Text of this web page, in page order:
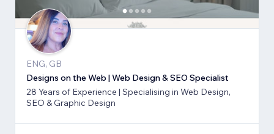
ENG, GB
Designs on the Web | Web Design & SEO Specialist
28 Years of Experience | Specialising in Web Design,
SEO & Graphic Design